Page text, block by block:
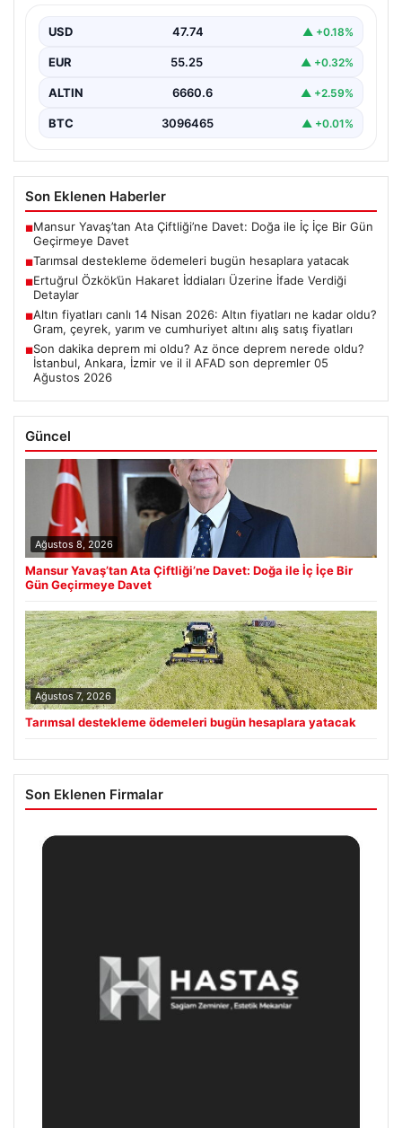
USD 47.74 ▲ +0.18%
EUR 55.25 ▲ +0.32%
ALTIN 6660.6 ▲ +2.59%
BTC 3096465 ▲ +0.01%
Son Eklenen Haberler
■Mansur Yavaş’tan Ata Çiftliği’ne Davet: Doğa ile İç İçe Bir Gün
Geçirmeye Davet
■Tarımsal destekleme ödemeleri bugün hesaplara yatacak
■Ertuğrul Özkök’ün Hakaret İddiaları Üzerine İfade Verdiği
Detaylar
■Altın fiyatları canlı 14 Nisan 2026: Altın fiyatları ne kadar oldu?
Gram, çeyrek, yarım ve cumhuriyet altını alış satış fiyatları
■Son dakika deprem mi oldu? Az önce deprem nerede oldu?
İstanbul, Ankara, İzmir ve il il AFAD son depremler 05
Ağustos 2026
Güncel
Ağustos 8, 2026
Mansur Yavaş’tan Ata Çiftliği’ne Davet: Doğa ile İç İçe Bir
Gün Geçirmeye Davet
Ağustos 7, 2026
Tarımsal destekleme ödemeleri bugün hesaplara yatacak
Son Eklenen Firmalar